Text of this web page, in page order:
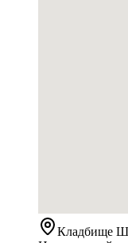
Кладбище